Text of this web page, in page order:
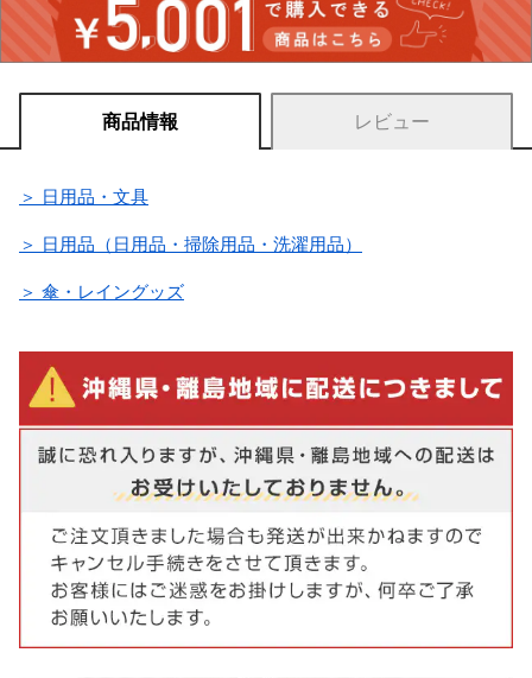
商品情報 レビュー
＞ 日用品・文具
＞ 日用品（日用品・掃除用品・洗濯用品）
＞ 傘・レイングッズ